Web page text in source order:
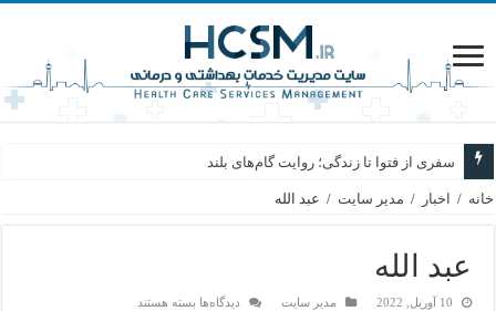
سفری از فتوا تا زندگی؛ روایت گام‌های بلند
خانه / اخبار / مدیر سایت / عبد الله
عبد الله
10 آوریل, 2022 مدیر سایت دیدگاه‌ها برای
بسته هستند